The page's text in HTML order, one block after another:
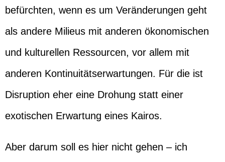
befürchten, wenn es um Veränderungen geht
als andere Milieus mit anderen ökonomischen
und kulturellen Ressourcen, vor allem mit
anderen Kontinuitätserwartungen. Für die ist
Disruption eher eine Drohung statt einer
exotischen Erwartung eines Kairos.
Aber darum soll es hier nicht gehen – ich